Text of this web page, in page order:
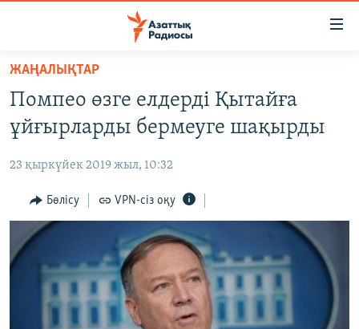
Skip
main
content
Skip
to
Navigation
Skip
Search
AZATTYQTV
ҚАҢТАР ОҚИҒАСЫ
АДАМ ҚҰҚЫҚТАРЫ
ӘЛЕУМЕТ
ӘЛЕМ
АРНАЙЫ ЖОБАЛАР
ЖАҢАЛЫҚТАР
Помпео өзге елдерді Қытайға
ұйғырларды бермеуге шақырды
23 қыркүйек 2019 жыл, 10:32
Бөлісу VPN-сіз оқу